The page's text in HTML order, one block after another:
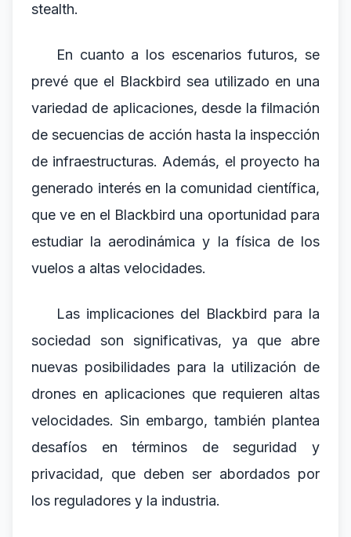
stealth.
En cuanto a los escenarios futuros, se
prevé que el Blackbird sea utilizado en una
variedad de aplicaciones, desde la filmación
de secuencias de acción hasta la inspección
de infraestructuras. Además, el proyecto ha
generado interés en la comunidad científica,
que ve en el Blackbird una oportunidad para
estudiar la aerodinámica y la física de los
vuelos a altas velocidades.
Las implicaciones del Blackbird para la
sociedad son significativas, ya que abre
nuevas posibilidades para la utilización de
drones en aplicaciones que requieren altas
velocidades. Sin embargo, también plantea
desafíos en términos de seguridad y
privacidad, que deben ser abordados por
los reguladores y la industria.